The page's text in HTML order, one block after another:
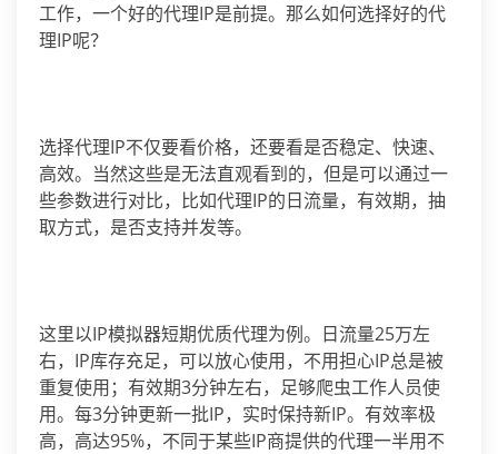
工作，一个好的代理IP是前提。那么如何选择好的代
理IP呢？
选择代理IP不仅要看价格，还要看是否稳定、快速、
高效。当然这些是无法直观看到的，但是可以通过一
些参数进行对比，比如代理IP的日流量，有效期，抽
取方式，是否支持并发等。
这里以IP模拟器短期优质代理为例。日流量25万左
右，IP库存充足，可以放心使用，不用担心IP总是被
重复使用；有效期3分钟左右，足够爬虫工作人员使
用。每3分钟更新一批IP，实时保持新IP。有效率极
高，高达95%，不同于某些IP商提供的代理一半用不